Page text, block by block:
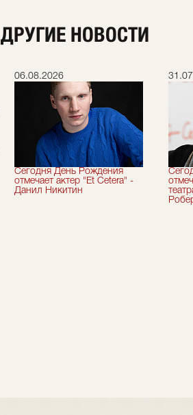
ДРУГИЕ НОВОСТИ
06.08.2026
Сегодня День Рождения
отмечает актер "Et Cetera" -
Данил Никитин